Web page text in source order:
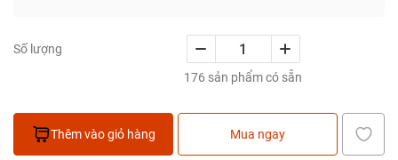
Số lượng
176 sản phẩm có sẵn
Thêm vào giỏ hàng Mua ngay